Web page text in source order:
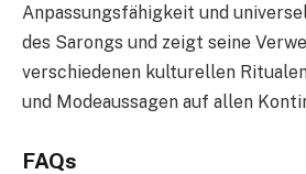
Anpassungsfähigkeit und
des Sarongs und zeigt seine
verschiedenen kulturellen
und Modeaussagen auf allen
FAQs